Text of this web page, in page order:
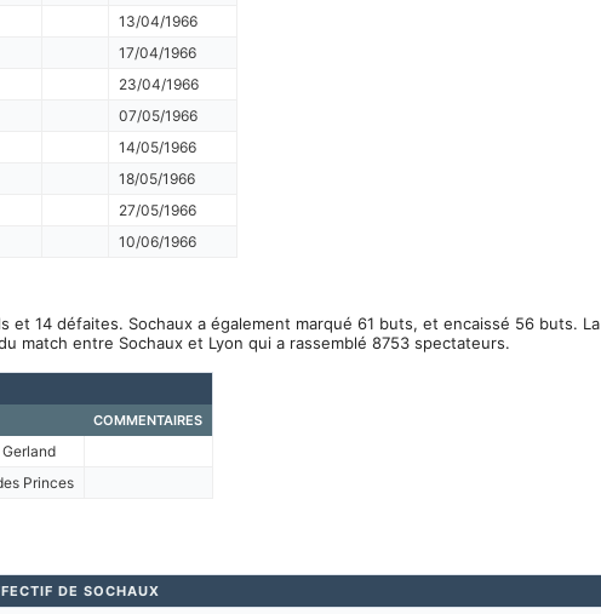
13/04/1966
17/04/1966
23/04/1966
07/05/1966
14/05/1966
18/05/1966
27/05/1966
10/06/1966
14 défaites. Sochaux a également marqué 61 buts, et encaissé 56 buts. La
match entre Sochaux et Lyon qui a rassemblé 8753 spectateurs.
COMMENTAIRES
Princes
DE SOCHAUX